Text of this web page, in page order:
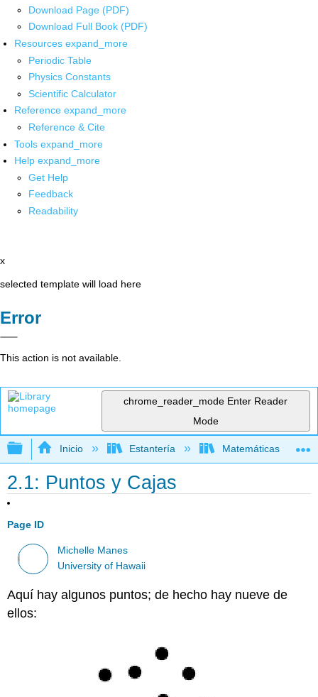
Download Page (PDF)
Download Full Book (PDF)
Resources expand_more
Periodic Table
Physics Constants
Scientific Calculator
Reference expand_more
Reference & Cite
Tools expand_more
Help expand_more
Get Help
Feedback
Readability
x
selected template will load here
Error
This action is not available.
chrome_reader_mode Enter Reader
Mode
Expandir/contraer jerarquía global
Inicio Estantería Matemáticas
2.1: Puntos y Cajas
Page ID
Michelle Manes
University of Hawaii
Aquí hay algunos puntos; de hecho hay nueve de
ellos: